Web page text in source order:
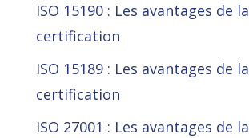
ISO 15190 : Les avantages de la
certification
ISO 15189 : Les avantages de la
certification
ISO 27001 : Les avantages de la